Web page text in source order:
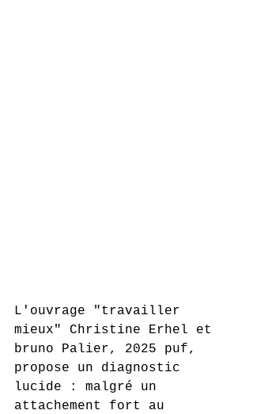
L'ouvrage "travailler
mieux" Christine Erhel et
bruno Palier, 2025 puf,
propose un diagnostic
lucide : malgré un
attachement fort au